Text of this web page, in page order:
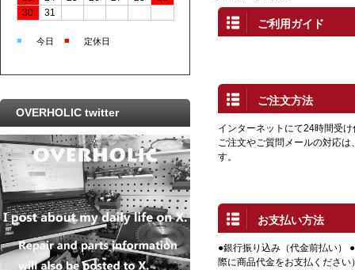
ご利用ガイド
ご注文方法
インターネットにて24時間受
ご注文やご質問メールの対応
す。
お支払い方法
●銀行振り込み（代金前払い）
際に商品代金をお支払ください
30
31
■ 今日 ■ 定休日
OVERHOLIC twitter